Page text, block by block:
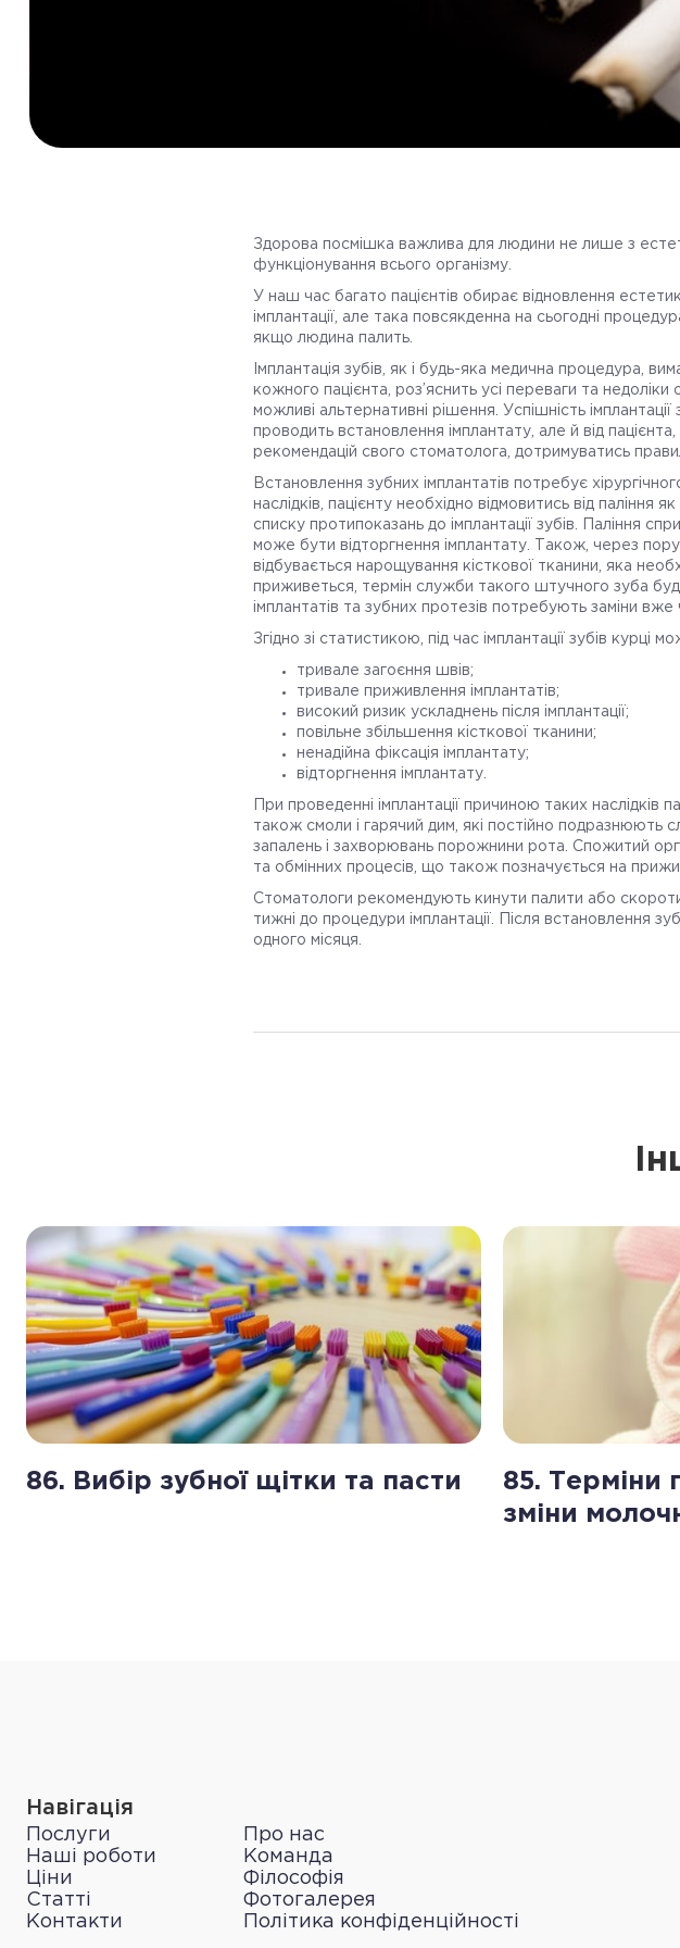
Здорова посмішка важлива для людини не лише з
функціонування всього організму.
У наш час багато пацієнтів обирає відновлення
імплантації, але така повсякденна на сьогодні
якщо людина палить.
Імплантація зубів, як і будь-яка медична процедура,
кожного пацієнта, роз’яснить усі переваги та
можливі альтернативні рішення. Успішність
проводить встановлення імплантату, але й від
рекомендацій свого стоматолога, дотримуватись правил
Встановлення зубних імплантатів потребує
наслідків, пацієнту необхідно відмовитись від паління
списку протипоказань до імплантації зубів. Паління
може бути відторгнення імплантату. Також, через
відбувається нарощування кісткової тканини, яка
приживеться, термін служби такого штучного зуба
імплантатів та зубних протезів потребують заміни вже
Згідно зі статистикою, під час імплантації зубів курці
тривале загоєння швів;
тривале приживлення імплантатів;
високий ризик ускладнень після імплантації;
повільне збільшення кісткової тканини;
ненадійна фіксація імплантату;
відторгнення імплантату.
При проведенні імплантації причиною таких
також смоли і гарячий дим, які постійно подразнюють
запалень і захворювань порожнини рота. Спожитий
та обмінних процесів, що також позначується на
Стоматологи рекомендують кинути палити або
тижні до процедури імплантації. Після встановлення
одного місяця.
86. Вибір зубної щітки та пасти
85. Терміни
зміни
Навігація
Послуги
Наші роботи
Ціни
Статті
Контакти
Про нас
Команда
Філософія
Фотогалерея
Політика конфіденційності